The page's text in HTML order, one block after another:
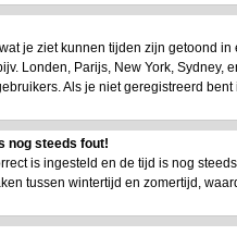
je ziet kunnen tijden zijn getoond
Londen, Parijs, New York,
Als je niet geregistreerd
nog steeds fout!
is ingesteld en de tijd is nog
tussen wintertijd en zomertijd,